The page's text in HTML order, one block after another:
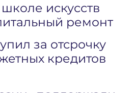
искусств
ремонт
за отсрочку
кредитов